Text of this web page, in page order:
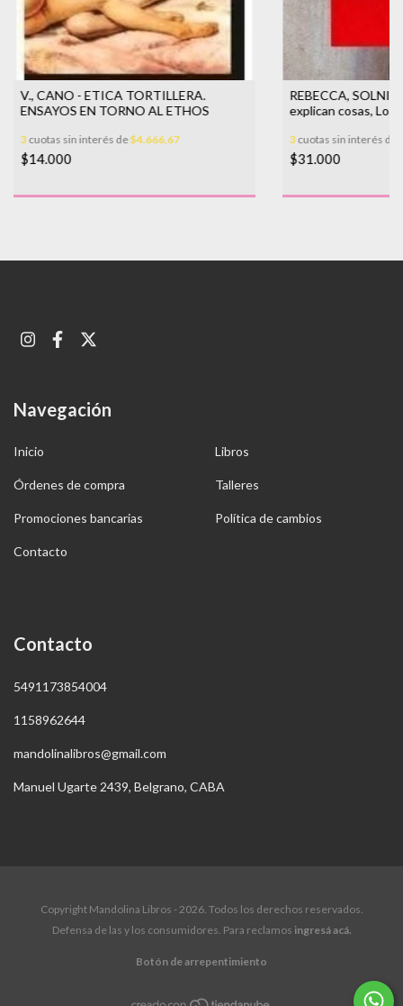
V., CANO - ETICA TORTILLERA.
ENSAYOS EN TORNO AL ETHOS
3cuotas sin interés de$4.666,67
$14.000
REBECCA,
explican cosas, Los
3cuotas sin interés de
$31.000
Navegación
Inicio Libros
Órdenes de compra Talleres
Promociones bancarias Política de cambios
Contacto
Contacto
5491173854004
1158962644
mandolinalibros@gmail.com
Manuel Ugarte 2439, Belgrano, CABA
Copyright Mandolina Libros - 2026. Todos los derechos reservados.
Defensa de las y los consumidores. Para reclamos ingresá acá.
Botón de arrepentimiento